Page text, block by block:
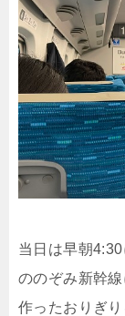
当日は早朝
ののぞみ新幹
作ったおりぎ